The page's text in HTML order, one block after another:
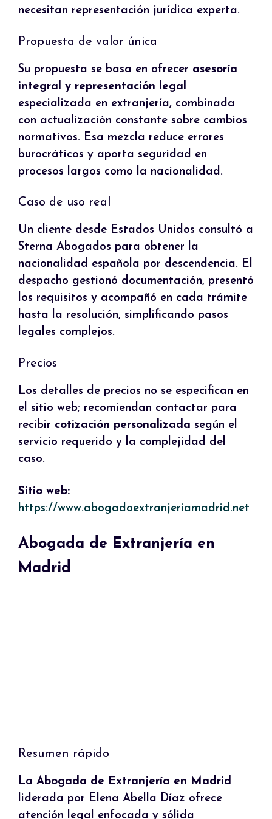
necesitan representación jurídica experta.
Propuesta de valor única
Su propuesta se basa en ofrecer asesoría
integral y representación legal
especializada en extranjería, combinada
con actualización constante sobre cambios
normativos. Esa mezcla reduce errores
burocráticos y aporta seguridad en
procesos largos como la nacionalidad.
Caso de uso real
Un cliente desde Estados Unidos consultó a
Sterna Abogados para obtener la
nacionalidad española por descendencia. El
despacho gestionó documentación, presentó
los requisitos y acompañó en cada trámite
hasta la resolución, simplificando pasos
legales complejos.
Precios
Los detalles de precios no se especifican en
el sitio web; recomiendan contactar para
recibir cotización personalizada según el
servicio requerido y la complejidad del
caso.
Sitio web:
https://www.abogadoextranjeriamadrid.net
Abogada de Extranjería en
Madrid
Resumen rápido
La Abogada de Extranjería en Madrid
liderada por Elena Abella Díaz ofrece
atención legal enfocada y sólida